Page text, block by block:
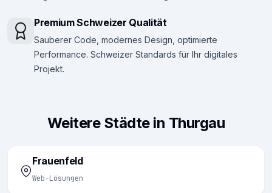
Premium Schweizer Qualität
Sauberer Code, modernes Design, optimierte
Performance. Schweizer Standards für Ihr digitales
Projekt.
Weitere Städte in Thurgau
Frauenfeld
Web-Lösungen